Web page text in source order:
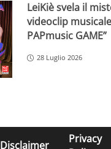
LeiKiè svela il
videoclip musicale
PAPmusic GAME”
28 Luglio 2026
Disclaimer
Privacy